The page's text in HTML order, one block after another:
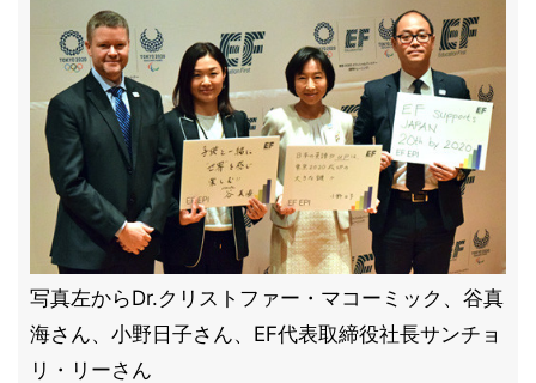
写真左からDr.クリストファー・マコーミック、谷真
海さん、小野日子さん、EF代表取締役社長サンチョ
リ・リーさん